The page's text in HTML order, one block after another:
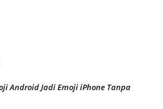
Android Jadi Emoji iPhone Tanpa